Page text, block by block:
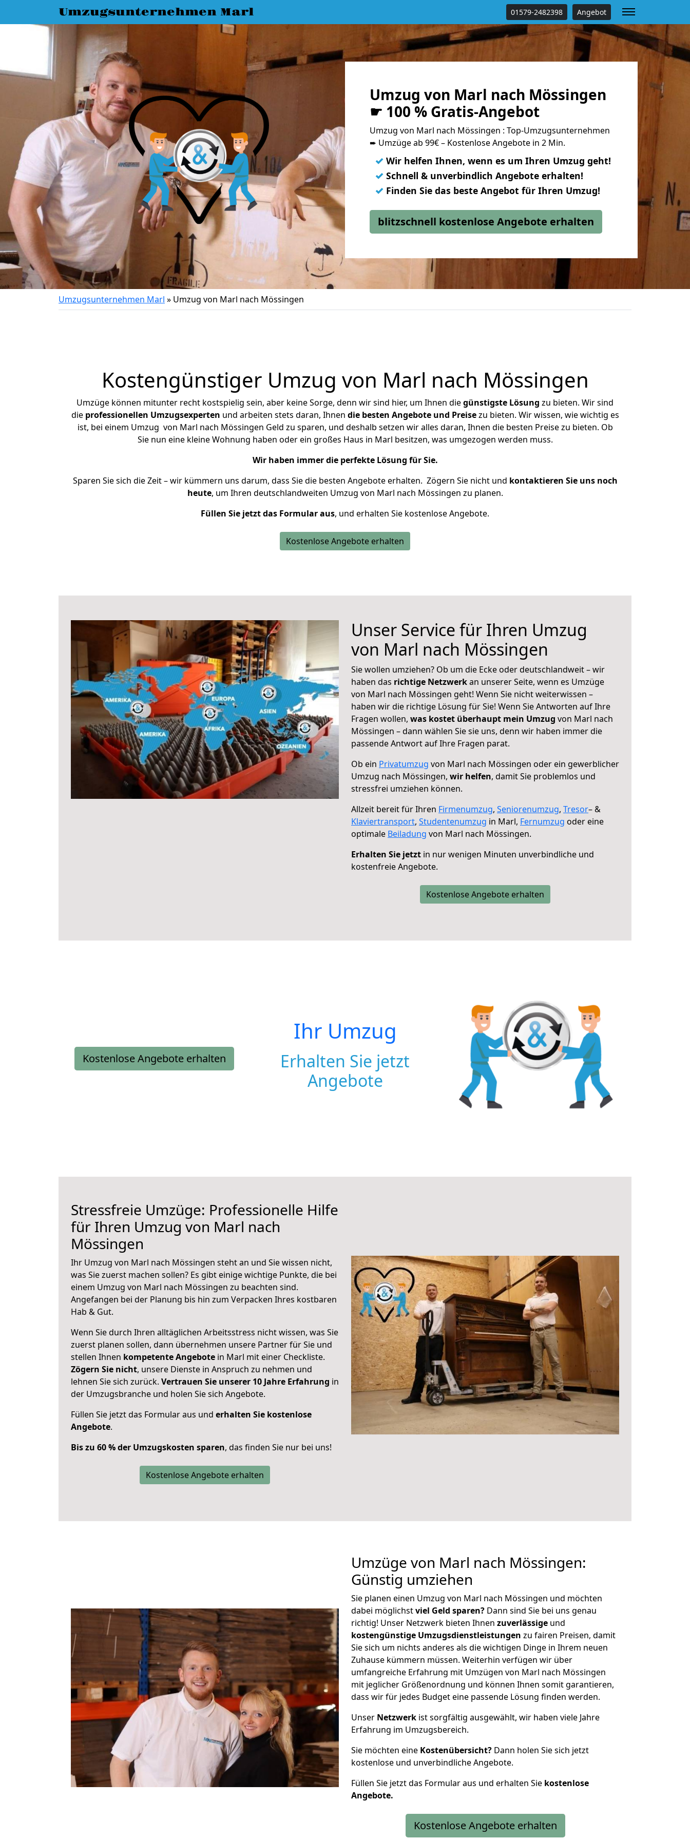
Umzugsunternehmen Marl 01579-2482398 Angebot
Umzug von Marl nach Mössingen
☛ 100 % Gratis-Angebot
Umzug von Marl nach Mössingen : Top-Umzugsunternehmen
➨ Umzüge ab 99€ – Kostenlose Angebote in 2 Min.
✓ Wir helfen Ihnen, wenn es um Ihren Umzug geht!
✓ Schnell & unverbindlich Angebote erhalten!
✓ Finden Sie das beste Angebot für Ihren Umzug!
blitzschnell kostenlose Angebote erhalten
Umzugsunternehmen Marl » Umzug von Marl nach Mössingen
Kostengünstiger Umzug von Marl nach Mössingen
Umzüge können mitunter recht kostspielig sein, aber keine Sorge, denn wir sind hier, um Ihnen diegünstigste Lösung zu bieten. Wir sind
die professionellen Umzugsexperten und arbeiten stets daran, Ihnen die besten Angebote und Preisezu bieten. Wir wissen, wie wichtig es
ist, bei einem Umzug von Marl nach Mössingen Geld zu sparen, und deshalb setzen wir alles daran, Ihnen die besten Preise zu bieten. Ob
Sie nun eine kleine Wohnung haben oder ein großes Haus in Marl besitzen, was umgezogen werden muss.
Wir haben immer die perfekte Lösung für Sie.
Sparen Sie sich die Zeit – wir kümmern uns darum, dass Sie die besten Angebote erhalten. Zögern Sie nicht und kontaktieren Sie uns noch
heute, um Ihren deutschlandweiten Umzug von Marl nach Mössingen zu planen.
Füllen Sie jetzt das Formular aus, und erhalten Sie kostenlose Angebote.
Kostenlose Angebote erhalten
Unser Service für Ihren Umzug
von Marl nach Mössingen
Sie wollen umziehen? Ob um die Ecke oder deutschlandweit – wir
haben das richtige Netzwerkan unserer Seite, wenn es Umzüge
von Marl nach Mössingen geht! Wenn Sie nicht weiterwissen –
haben wir die richtige Lösung für Sie! Wenn Sie Antworten auf Ihre
Fragen wollen, was kostet überhaupt mein Umzug von Marl nach
Mössingen – dann wählen Sie sie uns, denn wir haben immer die
passende Antwort auf Ihre Fragen parat.
Ob ein Privatumzug von Marl nach Mössingen oder ein gewerblicher
Umzug nach Mössingen, wir helfen, damit Sie problemlos und
stressfrei umziehen können.
Allzeit bereit für Ihren Firmenumzug, Seniorenumzug, Tresor– &
Klaviertransport, Studentenumzug in Marl, Fernumzug oder eine
optimale Beiladung von Marl nach Mössingen.
Erhalten Sie jetzt in nur wenigen Minuten unverbindliche und
kostenfreie Angebote.
Kostenlose Angebote erhalten
Kostenlose Angebote erhalten
Ihr Umzug
Erhalten Sie jetzt
Angebote
Stressfreie Umzüge: Professionelle Hilfe
für Ihren Umzug von Marl nach
Mössingen
Ihr Umzug von Marl nach Mössingen steht an und Sie wissen nicht,
was Sie zuerst machen sollen? Es gibt einige wichtige Punkte, die bei
einem Umzug von Marl nach Mössingen zu beachten sind.
Angefangen bei der Planung bis hin zum Verpacken Ihres kostbaren
Hab & Gut.
Wenn Sie durch Ihren alltäglichen Arbeitsstress nicht wissen, was Sie
zuerst planen sollen, dann übernehmen unsere Partner für Sie und
stellen Ihnen kompetente Angebote in Marl mit einer Checkliste.
Zögern Sie nicht, unsere Dienste in Anspruch zu nehmen und
lehnen Sie sich zurück. Vertrauen Sie unserer 10 Jahre Erfahrung in
der Umzugsbranche und holen Sie sich Angebote.
Füllen Sie jetzt das Formular aus und erhalten Sie kostenlose
Angebote.
Bis zu 60 % der Umzugskosten sparen, das finden Sie nur bei uns!
Kostenlose Angebote erhalten
Umzüge von Marl nach Mössingen:
Günstig umziehen
Sie planen einen Umzug von Marl nach Mössingen und möchten
dabei möglichstviel Geld sparen? Dann sind Sie bei uns genau
richtig! Unser Netzwerk bieten Ihnen zuverlässige und
kostengünstige Umzugsdienstleistungen zu fairen Preisen, damit
Sie sich um nichts anderes als die wichtigen Dinge in Ihrem neuen
Zuhause kümmern müssen. Weiterhin verfügen wir über
umfangreiche Erfahrung mit Umzügen von Marl nach Mössingen
mit jeglicher Größenordnung und können Ihnen somit garantieren,
dass wir für jedes Budget eine passende Lösung finden werden.
Unser Netzwerk ist sorgfältig ausgewählt, wir haben viele Jahre
Erfahrung im Umzugsbereich.
Sie möchten eine Kostenübersicht? Dann holen Sie sich jetzt
kostenlose und unverbindliche Angebote.
Füllen Sie jetzt das Formular aus und erhalten Sie kostenlose
Angebote.
Kostenlose Angebote erhalten